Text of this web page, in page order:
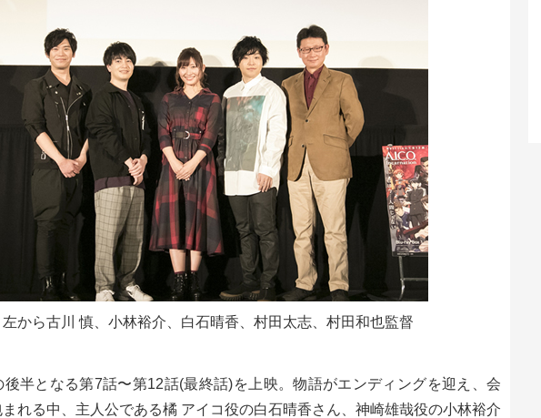
から古川 慎、小林裕介、白石晴香、村田太志、村田和也監督
後半となる第7話〜第12話(最終話)を上映。物語がエンディングを迎え、会
れる中、主人公である橘 アイコ役の白石晴香さん、神崎雄哉役の小林裕介